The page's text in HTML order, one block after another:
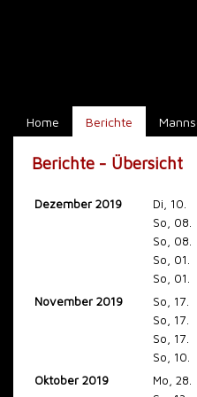
Home Berichte
Berichte - Übersicht
Dezember 2019 Di, 10.
So, 08.
So, 08.
So, 01.
So, 01.
November 2019
So, 17.
So, 17.
So, 17.
So, 10.
Oktober 2019
Mo, 28.